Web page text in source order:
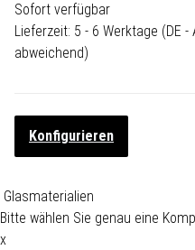
Sofort verfügbar
Lieferzeit: 5 - 6 Werktage (DE -
abweichend)
Konfigurieren
Glasmaterialien
Bitte wählen Sie genau eine
x